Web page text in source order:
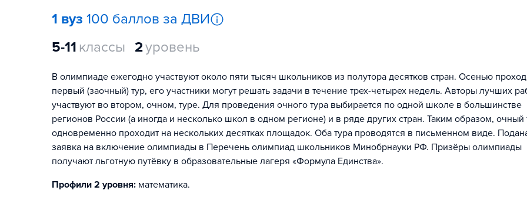
1 вуз 100 баллов за ДВИ
5-11 классы 2уровень
В олимпиаде ежегодно участвуют около пяти тысяч школьников из полутора десятков стран. Осенью
первый (заочный) тур, его участники могут решать задачи в течение трех-четырех недель. Авторы лучших
участвуют во втором, очном, туре. Для проведения очного тура выбирается по одной школе в большинстве
регионов России (а иногда и несколько школ в одном регионе) и в ряде других стран. Таким образом, очный
одновременно проходит на нескольких десятках площадок. Оба тура проводятся в письменном виде.
заявка на включение олимпиады в Перечень олимпиад школьников Минобрнауки РФ. Призёры олимпиады
получают льготную путёвку в образовательные лагеря «Формула Единства».
Профили 2 уровня: математика.